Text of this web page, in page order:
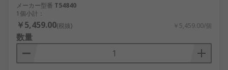
メーカー型番 T54840
1個小計：
￥5,459.00(税抜) ￥5,459.00/個
数量